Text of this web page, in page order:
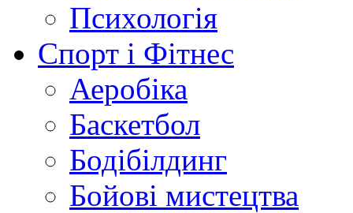
Психологія
Спорт і Фітнес
Аеробіка
Баскетбол
Бодібілдинг
Бойові мистецтва